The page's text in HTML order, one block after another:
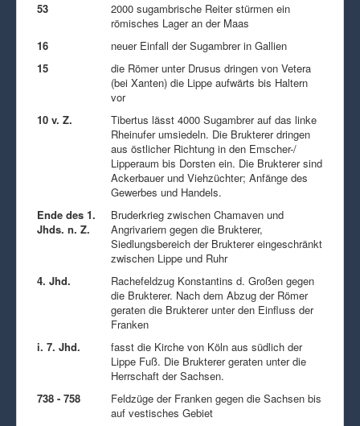
53
2000 sugambrische Reiter stürmen ein
römisches Lager an der Maas
16
neuer Einfall der Sugambrer in Gallien
15
die Römer unter Drusus dringen von Vetera
(bei Xanten) die Lippe aufwärts bis Haltern
vor
10 v. Z.
Tibertus lässt 4000 Sugambrer auf das linke
Rheinufer umsiedeln. Die Brukterer dringen
aus östlicher Richtung in den Emscher-/
Lipperaum bis Dorsten ein. Die Brukterer sind
Ackerbauer und Viehzüchter; Anfänge des
Gewerbes und Handels.
Ende des 1.
Jhds. n. Z.
Bruderkrieg zwischen Chamaven und
Angrivariern gegen die Brukterer,
Siedlungsbereich der Brukterer eingeschränkt
zwischen Lippe und Ruhr
4. Jhd.
Rachefeldzug Konstantins d. Großen gegen
die Brukterer. Nach dem Abzug der Römer
geraten die Brukterer unter den Einfluss der
Franken
i. 7. Jhd.
fasst die Kirche von Köln aus südlich der
Lippe Fuß. Die Brukterer geraten unter die
Herrschaft der Sachsen.
738 - 758
Feldzüge der Franken gegen die Sachsen bis
auf vestisches Gebiet